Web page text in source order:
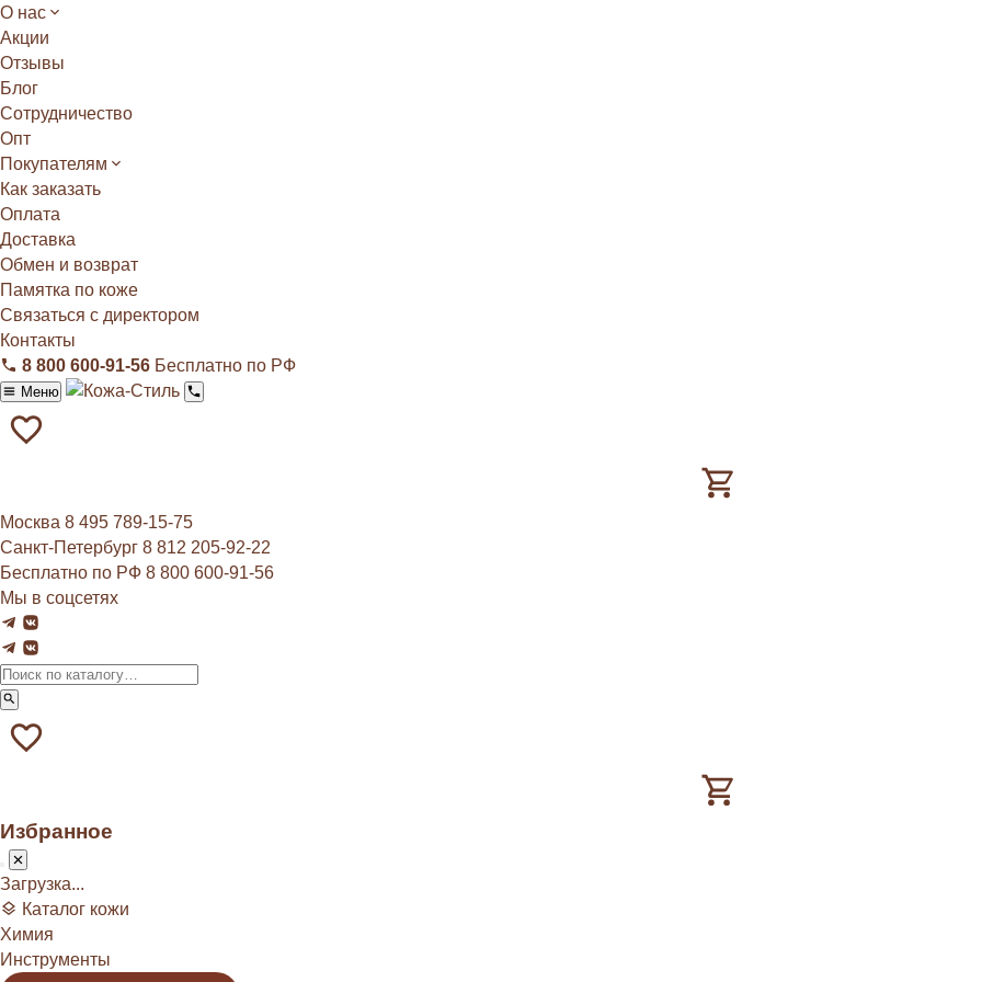
О нас
Акции
Отзывы
Блог
Сотрудничество
Опт
Покупателям
Как заказать
Оплата
Доставка
Обмен и возврат
Памятка по коже
Связаться с директором
Контакты
8 800 600‑91‑56 Бесплатно по РФ
Меню
Москва 8 495 789‑15‑75
Санкт-Петербург 8 812 205‑92‑22
Бесплатно по РФ 8 800 600‑91‑56
Мы в соцсетях
Избранное
Загрузка...
Каталог кожи
Химия
Инструменты